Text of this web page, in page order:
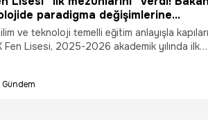
paradigma değişimlerine
ve teknoloji temelli eğitim anlayışla
Fen Lisesi, 2025-2026 akademik yılında ilk
Bakanı Mehmet Fatih Kacır’ın katılımıyla
Gündem